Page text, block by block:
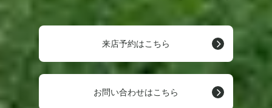
来店予約はこちら
お問い合わせはこちら